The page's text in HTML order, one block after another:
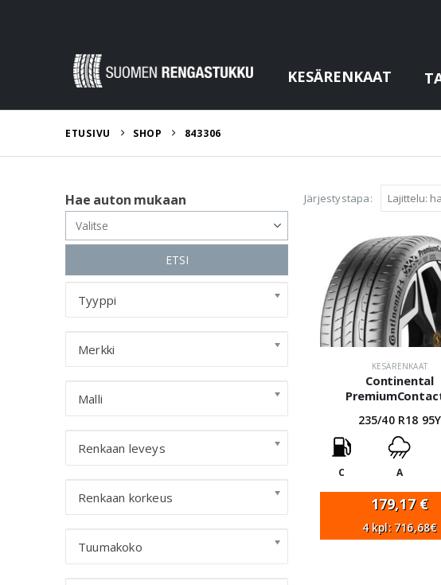
KESÄRENKAAT
ETUSIVU SHOP 843306
Järjestystapa:
KESÄRENKAAT
Continental
235/40 R18 95Y
C A
179,17 €
4 kpl: 716,68€
Hae auton mukaan
ETSI
Tyyppi
Merkki
Malli
Renkaan leveys
Renkaan korkeus
Tuumakoko